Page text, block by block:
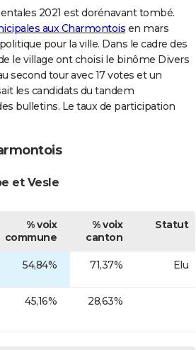
2021 est dorénavant tombé.
aux Charmontois en mars
pour la ville. Dans le cadre des
le village ont choisi le binôme Divers
second tour avec 17 votes et un
les candidats du tandem
bulletins. Le taux de participation
et Vesle
% voix
commune
% voix
canton
Statut
54,84% 71,37% Elu
45,16% 28,63%